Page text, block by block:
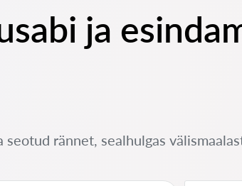
ja
rännet, sealhulgas